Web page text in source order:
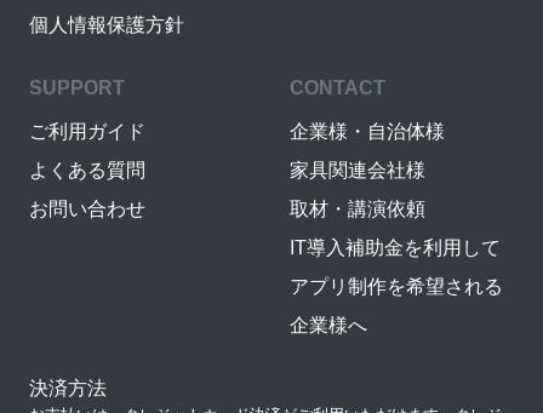
個人情報保護方針
SUPPORT
ご利用ガイド
よくある質問
お問い合わせ
CONTACT
企業様・自治体様
家具関連会社様
取材・講演依頼
IT導入補助金を利用して
アプリ制作を希望される
企業様へ
決済方法